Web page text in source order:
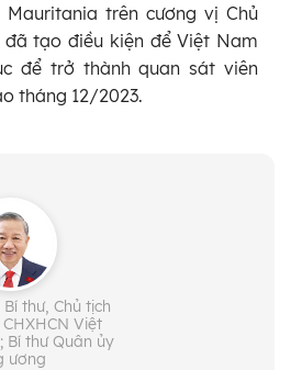
trên cương vị Chủ
tạo điều kiện để Việt Nam
để trở thành quan sát viên
tháng 12/2023.
thư, Chủ tịch
Việt
Bí thư Quân ủy
ương